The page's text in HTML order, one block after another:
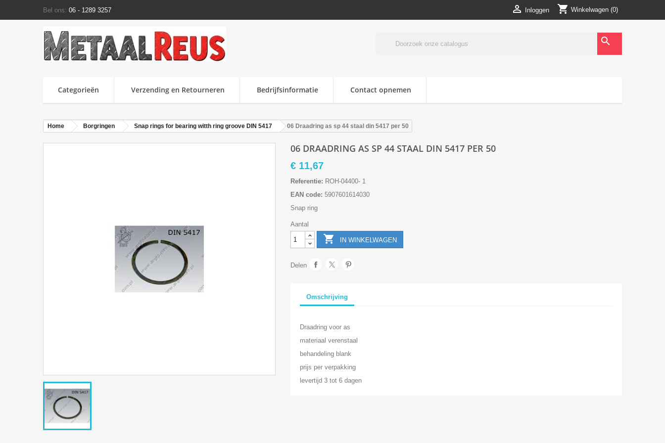
Bel ons: 06 - 1289 3257  Inloggen shopping_cart Winkelwagen (0)
search
Categorieën Verzending en Retourneren Bedrijfsinformatie Contact opnemen
Home Borgringen Snap rings for bearing witth ring groove DIN 5417 06 Draadring as sp 44 staal din 5417 per 50
06 DRAADRING AS SP 44 STAAL DIN 5417 PER 50
€ 11,67
Referentie: ROH-04400- 1
EAN code: 5907601614030
Snap ring
Aantal
 IN WINKELWAGEN
Delen
Omschrijving
Draadring voor as
materiaal verenstaal
behandeling blank
prijs per verpakking
levertijd 3 tot 6 dagen